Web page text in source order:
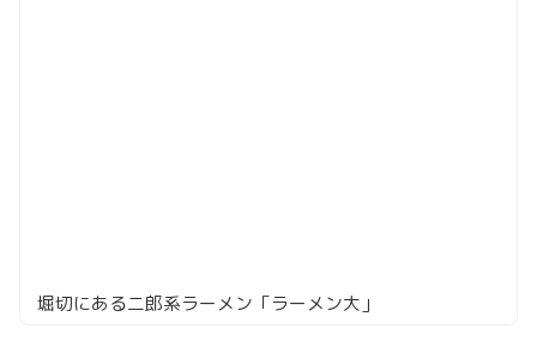
堀切にある二郎系ラーメン「ラーメン大」